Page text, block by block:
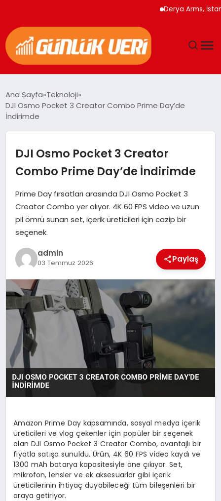
Derya Arms,
GÜNDEM
EKONOMI
GENEL
SPOR
TEKNOLOJI
Ana Sayfa Teknoloji
DJI Osmo Pocket 3 Creator Combo Prime Day’de
İndirimde
DJI Osmo Pocket 3 Creator
Combo Prime Day’de İndirimde
Prime Day fırsatları arasında DJI Osmo Pocket 3
Creator Combo yer alıyor. 4K 60 FPS video ve uzun
pil ömrü sunan set, içerik üreticileri için cazip bir
seçenek.
admin
03 Temmuz 2026 Paylaş
Amazon Prime Day kapsamında, sosyal medya içerik
üreticileri ve vlog çekenler için popüler bir seçenek
olan DJI Osmo Pocket 3 Creator Combo, avantajlı bir
fiyatla satışa sunuldu. Ürün, 4K 60 FPS video kaydı ve
1300 mAh batarya kapasitesiyle öne çıkıyor. Set,
mikrofon, lensler ve ek aksesuarlar gibi içerik
üreticilerinin ihtiyaç duyabileceği tüm bileşenleri bir
araya getiriyor.